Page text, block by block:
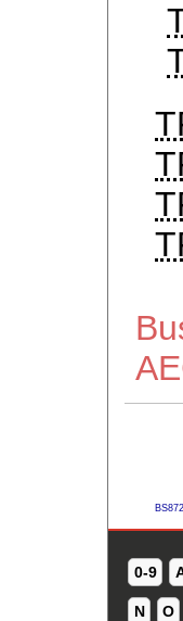
0-9
N O